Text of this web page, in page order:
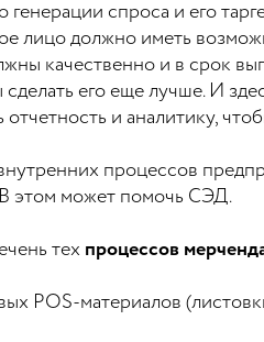
генерации спроса и его
лицо должно иметь
качественно и в срок
сделать его еще лучше. И
отчетность и аналитику,
процессов
этом может помочь СЭД.
тех процессов
POS-материалов